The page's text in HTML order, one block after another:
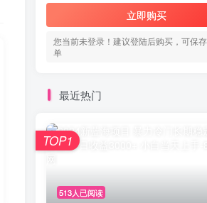
立即购买
您当前未登录！建议登陆后购买，可保
单
最近热门
513人已阅读
TOP1